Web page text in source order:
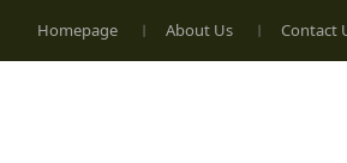
Homepage About Us Contact